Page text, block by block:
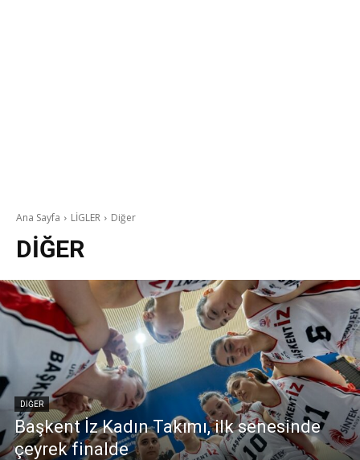
Ana Sayfa LİGLER Diğer
DIĞER
DIĞER
Başkent İz Kadın Takımı, ilk senesinde
çeyrek finalde